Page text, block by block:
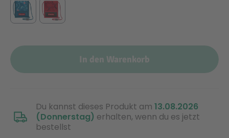
In den Warenkorb
Du kannst dieses Produkt am 13.08.2026
(Donnerstag) erhalten, wenn du es jetzt
bestellst